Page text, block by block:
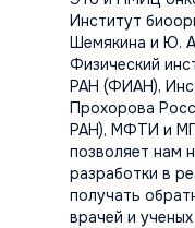
Институт
Шемякина и Ю.
Физический
РАН (ФИАН),
Прохорова
РАН), МФТИ и
позволяет нам
разработки в
получать
врачей и